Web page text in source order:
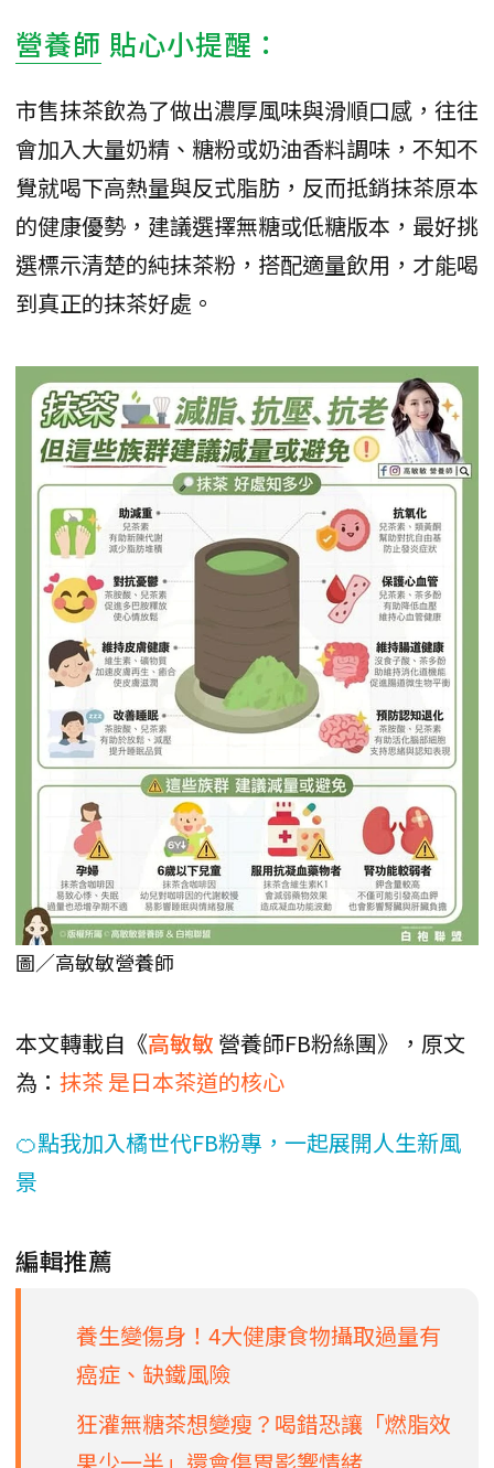
營養師 貼心小提醒：
市售抹茶飲為了做出濃厚風味與滑順口感，往往
會加入大量奶精、糖粉或奶油香料調味，不知不
覺就喝下高熱量與反式脂肪，反而抵銷抹茶原本
的健康優勢，建議選擇無糖或低糖版本，最好挑
選標示清楚的純抹茶粉，搭配適量飲用，才能喝
到真正的抹茶好處。
圖／高敏敏營養師
本文轉載自《高敏敏 營養師FB粉絲團》，原文
為： 抹茶 是日本茶道的核心
🍊點我加入橘世代FB粉專，一起展開人生新風
景
編輯推薦
養生變傷身！4大健康食物攝取過量有
癌症、缺鐵風險
狂灌無糖茶想變瘦？喝錯恐讓「燃脂效